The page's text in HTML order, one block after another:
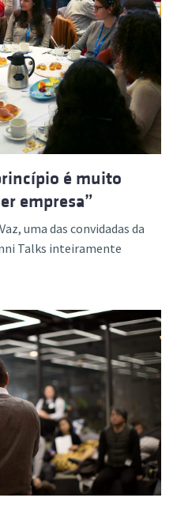
é muito
empresa”
uma das convidadas da
Talks inteiramente